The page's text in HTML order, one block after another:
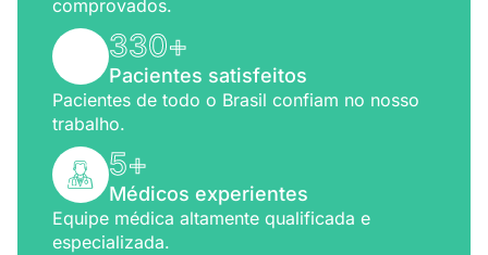
comprovados.
330+
Pacientes satisfeitos
Pacientes de todo o Brasil confiam no nosso
trabalho.
5+
Médicos experientes
Equipe médica altamente qualificada e
especializada.